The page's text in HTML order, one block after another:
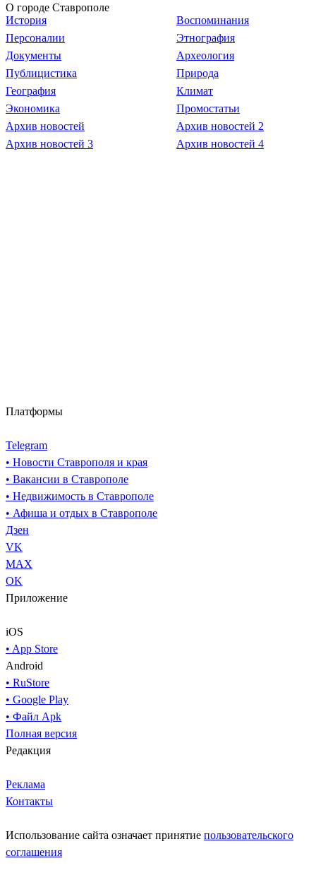
О городе Ставрополе
История
Воспоминания
Персоналии
Этнография
Документы
Археология
Публицистика
Природа
География
Климат
Экономика
Промостатьи
Архив новостей
Архив новостей 2
Архив новостей 3
Архив новостей 4
Платформы
Telegram
• Новости Ставрополя и края
• Вакансии в Ставрополе
• Недвижимость в Ставрополе
• Афиша и отдых в Ставрополе
Дзен
VK
MAX
OK
Приложение
iOS
• App Store
Android
• RuStore
• Google Play
• Файл Apk
Полная версия
Редакция
Реклама
Контакты
Использование сайта означает принятие пользовательского
соглашения